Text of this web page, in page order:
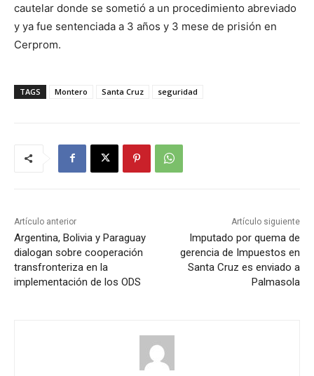
cautelar donde se sometió a un procedimiento abreviado
y ya fue sentenciada a 3 años y 3 mese de prisión en
Cerprom.
TAGS Montero Santa Cruz seguridad
Artículo anterior
Argentina, Bolivia y Paraguay
dialogan sobre cooperación
transfronteriza en la
implementación de los ODS
Artículo siguiente
Imputado por quema de
gerencia de Impuestos en
Santa Cruz es enviado a
Palmasola